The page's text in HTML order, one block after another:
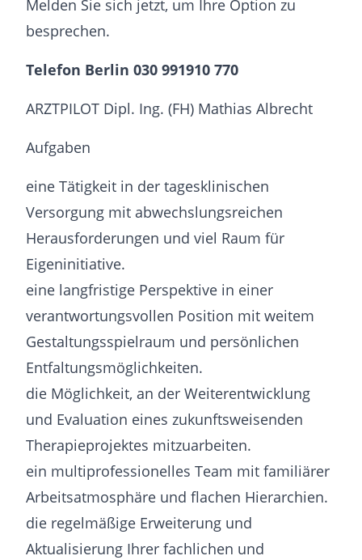
Melden Sie sich jetzt, um Ihre Option zu
besprechen.
Telefon Berlin 030 991910 770
ARZTPILOT Dipl. Ing. (FH) Mathias Albrecht
Aufgaben
eine Tätigkeit in der tagesklinischen
Versorgung mit abwechs­lungs­reichen
Herausforderungen und viel Raum für
Eigeninitiative.
eine langfristige Perspektive in einer
verantwortungs­vollen Position mit weitem
Gestaltungs­spielraum und persönlichen
Entfaltungs­möglich­keiten.
die Möglichkeit, an der Weiterentwicklung
und Evaluation eines zukunftsweisenden
Therapieprojektes mitzuarbeiten.
ein multiprofessionelles Team mit familiärer
Arbeits­atmosphäre und flachen Hierarchien.
die regelmäßige Erweiterung und
Aktualisierung Ihrer fachlichen und